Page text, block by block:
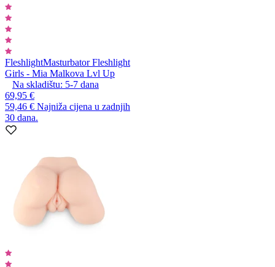
FleshlightMasturbator Fleshlight
Girls - Mia Malkova Lvl Up
Na skladištu: 5-7 dana
69,95 €
59,46 € Najniža cijena u zadnjih
30 dana.